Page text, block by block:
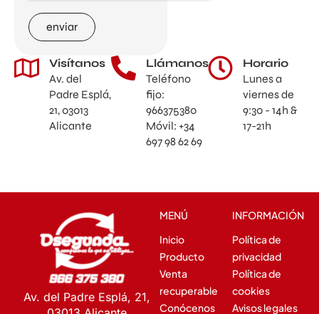
enviar
Visítanos
Av. del
Padre Esplá,
21, 03013
Alicante
Llámanos
Teléfono
fijo:
966375380
Móvil: +34
697 98 62 69
Horario
Lunes a
viernes de
9:30 - 14h &
17-21h
Av. del Padre Esplá, 21,
MENÚ
Inicio
Producto
Venta
recuperable
Conócenos
INFORMACIÓN
Política de
privacidad
Política de
cookies
Avisos legales